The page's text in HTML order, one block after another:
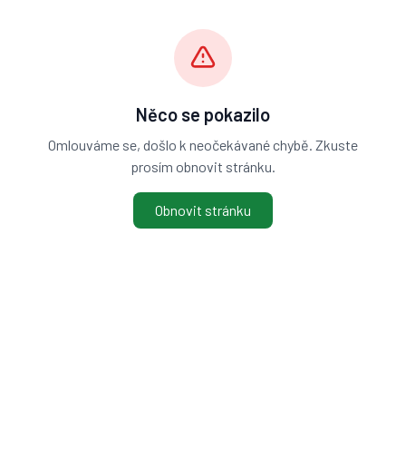
Něco se pokazilo
Omlouváme se, došlo k neočekávané chybě. Zkuste
prosím obnovit stránku.
Obnovit stránku